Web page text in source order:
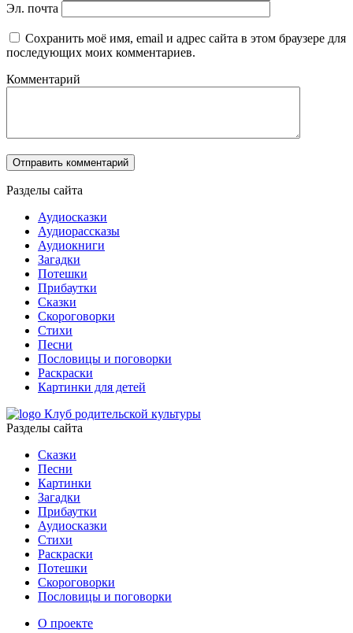
Эл. почта
Сохранить моё имя, email и адрес сайта в этом браузере для
последующих моих комментариев.
Комментарий
Разделы сайта
Аудиосказки
Аудиорассказы
Аудиокниги
Загадки
Потешки
Прибаутки
Сказки
Скороговорки
Стихи
Песни
Пословицы и поговорки
Раскраски
Картинки для детей
Клуб родительской культуры
Разделы сайта
Сказки
Песни
Картинки
Загадки
Прибаутки
Аудиосказки
Стихи
Раскраски
Потешки
Скороговорки
Пословицы и поговорки
О проекте